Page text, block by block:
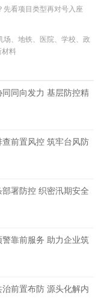
看项目类型再对号入座
、地铁、医院、学校、政
料
同向发力 基层防控精
前置风控 筑牢台风防
署防控 织密汛期安全
靠前服务 助力企业筑
前置布防 源头化解内